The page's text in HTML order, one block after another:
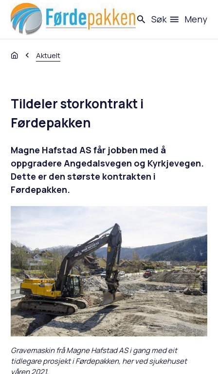
Førdepakken - eit utbyggingsprosjekt
Søk Meny
Du er her:Aktuelt
Tildeler storkontrakt i
Førdepakken
Magne Hafstad AS får jobben med å
oppgradere Angedalsvegen og Kyrkjevegen.
Dette er den største kontrakten i
Førdepakken.
Gravemaskin frå Magne Hafstad AS i gang med eit
tidlegare prosjekt i Førdepakken, her ved sjukehuset
våren 2021.